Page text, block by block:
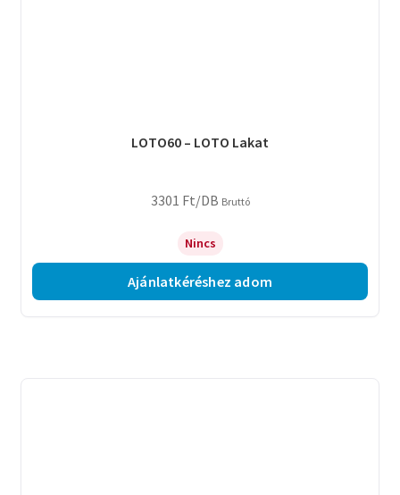
LOTO60 – LOTO Lakat
3301 Ft/DB Bruttó
Nincs
Ajánlatkéréshez adom